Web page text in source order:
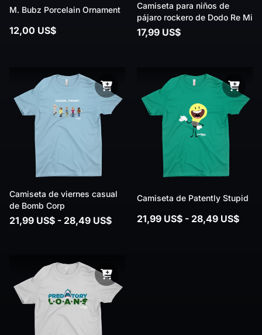
M. Bubz Porcelain Ornament
12,00 US$
Camiseta para niños de
pájaro rockero de Dodo Re Mi
17,99 US$
Camiseta de viernes casual
de Bomb Corp
21,99 US$ - 28,49 US$
Camiseta de Patently Stupid
21,99 US$ - 28,49 US$